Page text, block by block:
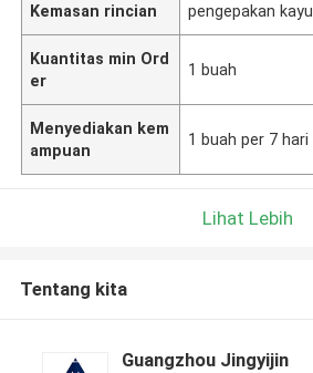
Kemasan rincian pengepakan kayu
Kuantitas min Ord
er
1 buah
Menyediakan kem
ampuan
1 buah per 7 hari
Lihat Lebih
Tentang kita
Guangzhou Jingyijin